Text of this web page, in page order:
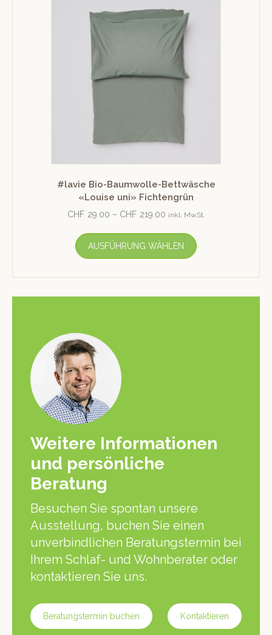
#lavie Bio-Baumwolle-Bettwäsche
«Louise uni» Fichtengrün
CHF 29.00 – CHF 219.00 inkl. MwSt.
AUSFÜHRUNG WÄHLEN
Weitere Informationen
und persönliche
Beratung
Besuchen Sie spontan unsere
Ausstellung, buchen Sie einen
unverbindlichen Beratungstermin bei
Ihrem Schlaf- und Wohnberater oder
kontaktieren Sie uns.
Beratungstermin buchen Kontaktieren